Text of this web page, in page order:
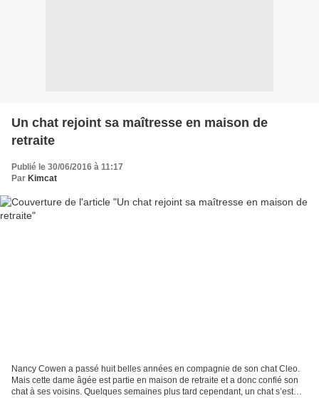
Un chat rejoint sa maîtresse en maison de
retraite
Publié le 30/06/2016 à 11:17
Par Kimcat
Nancy Cowen a passé huit belles années en compagnie de son chat Cleo.
Mais cette dame âgée est partie en maison de retraite et a donc confié son
chat à ses voisins. Quelques semaines plus tard cependant, un chat s’est